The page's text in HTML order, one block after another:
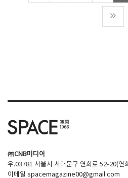
㈜CNB미디어
우.03781 서울시 서대문구 연희로 52-20(연
이메일 spacemagazine00@gmail.com